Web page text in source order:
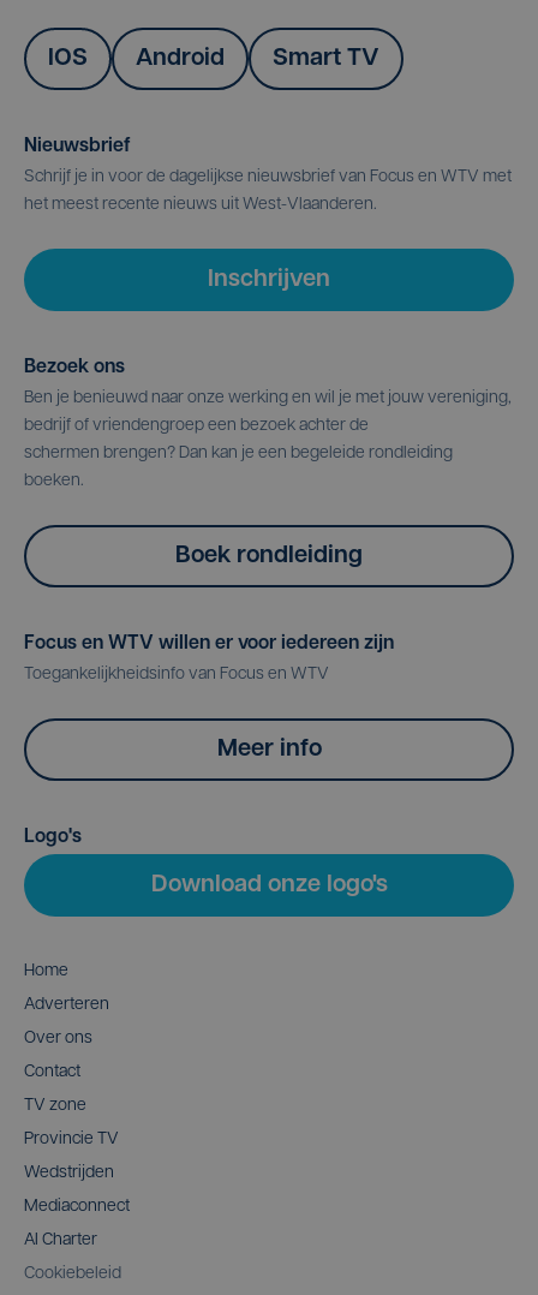
IOS Android Smart TV
Nieuwsbrief
Schrijf je in voor de dagelijkse nieuwsbrief van Focus en WTV met
het meest recente nieuws uit West-Vlaanderen.
Inschrijven
Bezoek ons
Ben je benieuwd naar onze werking en wil je met jouw vereniging,
bedrijf of vriendengroep een bezoek achter de
schermen brengen? Dan kan je een begeleide rondleiding
boeken.
Boek rondleiding
Focus en WTV willen er voor iedereen zijn
Toegankelijkheidsinfo van Focus en WTV
Meer info
Logo's
Download onze logo's
Home
Adverteren
Over ons
Contact
TV zone
Provincie TV
Wedstrijden
Mediaconnect
AI Charter
Cookiebeleid